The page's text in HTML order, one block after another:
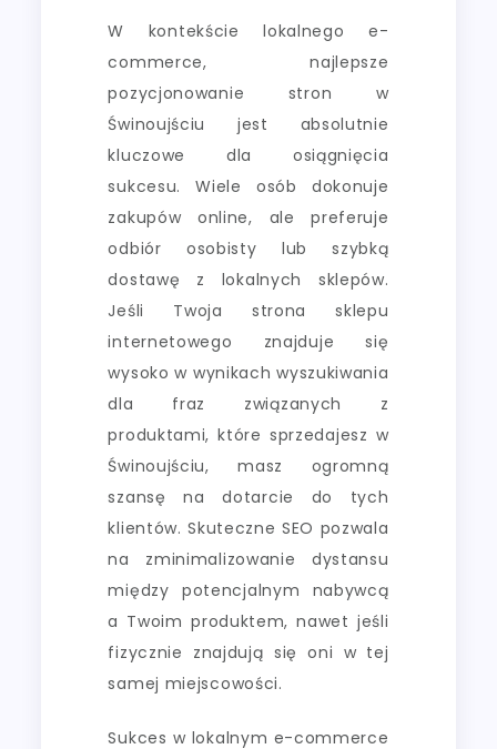
W kontekście lokalnego e-
commerce, najlepsze
pozycjonowanie stron w
Świnoujściu jest absolutnie
kluczowe dla osiągnięcia
sukcesu. Wiele osób dokonuje
zakupów online, ale preferuje
odbiór osobisty lub szybką
dostawę z lokalnych sklepów.
Jeśli Twoja strona sklepu
internetowego znajduje się
wysoko w wynikach wyszukiwania
dla fraz związanych z
produktami, które sprzedajesz w
Świnoujściu, masz ogromną
szansę na dotarcie do tych
klientów. Skuteczne SEO pozwala
na zminimalizowanie dystansu
między potencjalnym nabywcą
a Twoim produktem, nawet jeśli
fizycznie znajdują się oni w tej
samej miejscowości.
Sukces w lokalnym e-commerce